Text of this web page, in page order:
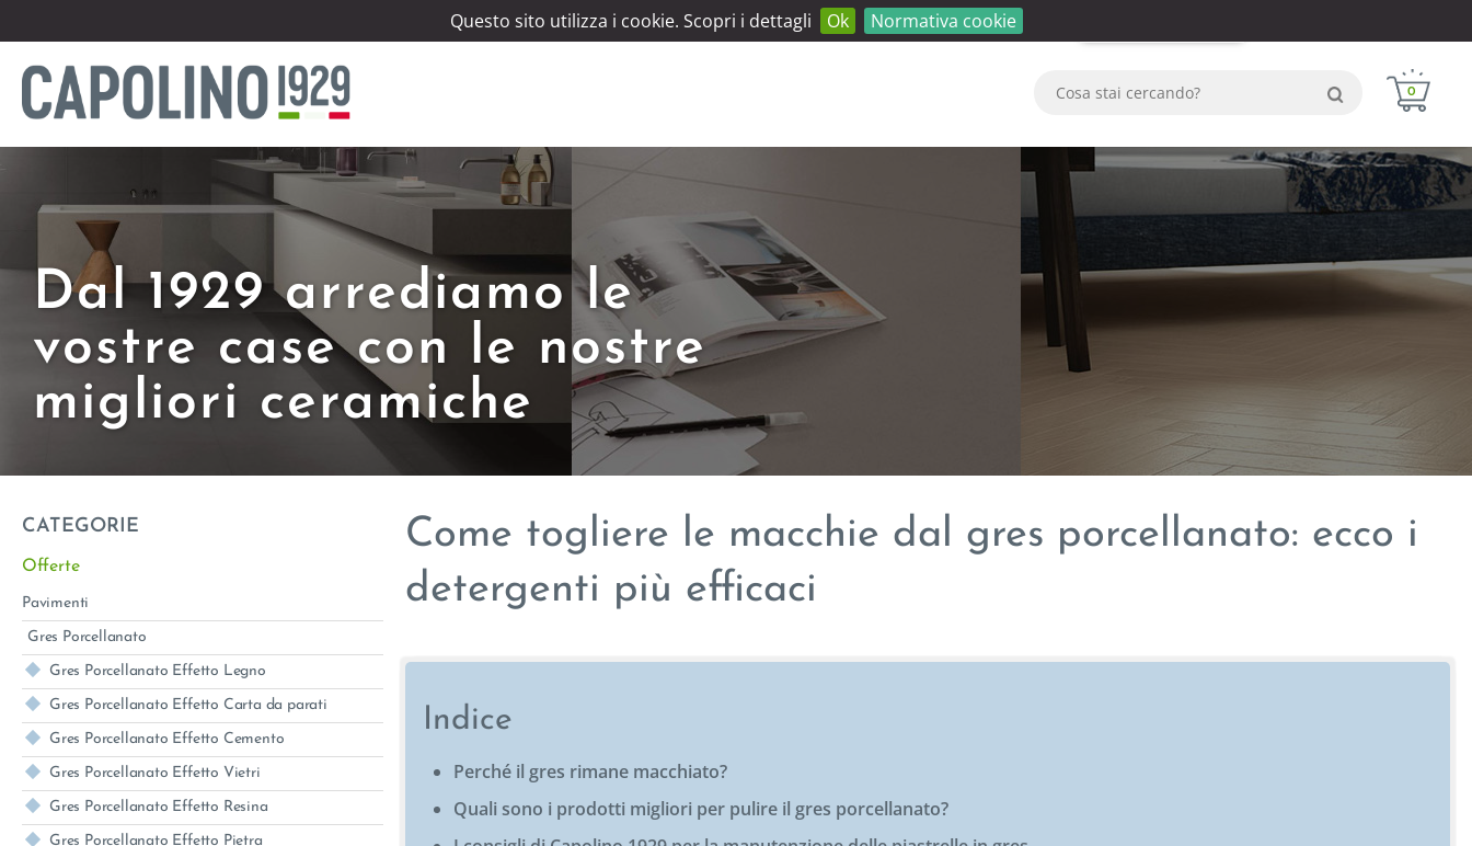
Questo sito utilizza i cookie. Scopri i dettagli Ok Normativa cookie
0
Dal 1929 arrediamo le
vostre case con le nostre
migliori ceramiche
Offerte
CATEGORIE
Pavimenti
Gres Porcellanato
Gres Porcellanato Effetto Legno
Gres Porcellanato Effetto Carta da parati
Gres Porcellanato Effetto Cemento
Gres Porcellanato Effetto Vietri
Gres Porcellanato Effetto Resina
Gres Porcellanato Effetto Pietra
Come togliere le macchie dal gres porcellanato: ecco i
detergenti più efficaci
Indice
Perché il gres rimane macchiato?
Quali sono i prodotti migliori per pulire il gres porcellanato?